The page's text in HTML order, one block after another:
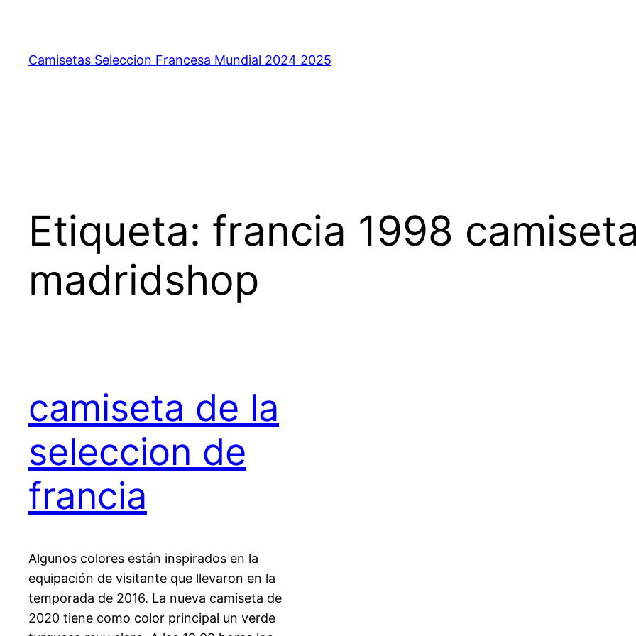
contenido
Camisetas Seleccion Francesa Mundial 2024 2025
Etiqueta: francia 1998
madridshop
camiseta de la
seleccion de
francia
Algunos colores están inspirados en la
equipación de visitante que llevaron en la
temporada de 2016. La nueva camiseta de
2020 tiene como color principal un verde